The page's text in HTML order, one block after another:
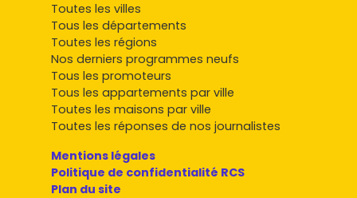
Toutes les villes
Tous les départements
Toutes les régions
Nos derniers programmes neufs
Tous les promoteurs
Tous les appartements par ville
Toutes les maisons par ville
Toutes les réponses de nos journalistes
Mentions légales
Politique de confidentialité RCS
Plan du site